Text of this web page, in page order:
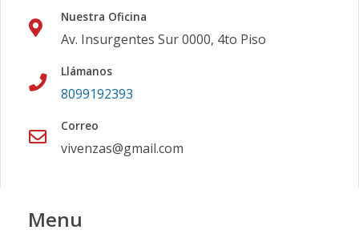
Nuestra Oficina
Av. Insurgentes Sur 0000, 4to Piso
Llámanos
8099192393
Correo
vivenzas@gmail.com
Menu